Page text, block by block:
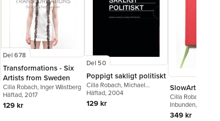
Del 678
Transformations - Six
Artists from Sweden
Cilla Robach, Inger Wästberg
Häftad, 2017
129 kr
Del 50
Poppigt sakligt politiskt
Cilla Robach, Michael
Ernstell,Anne-Marie
Ericsson
Häftad, 2004
129 kr
SlowArt (eng)
Cilla Robach
Inbunden, 2012
349 kr